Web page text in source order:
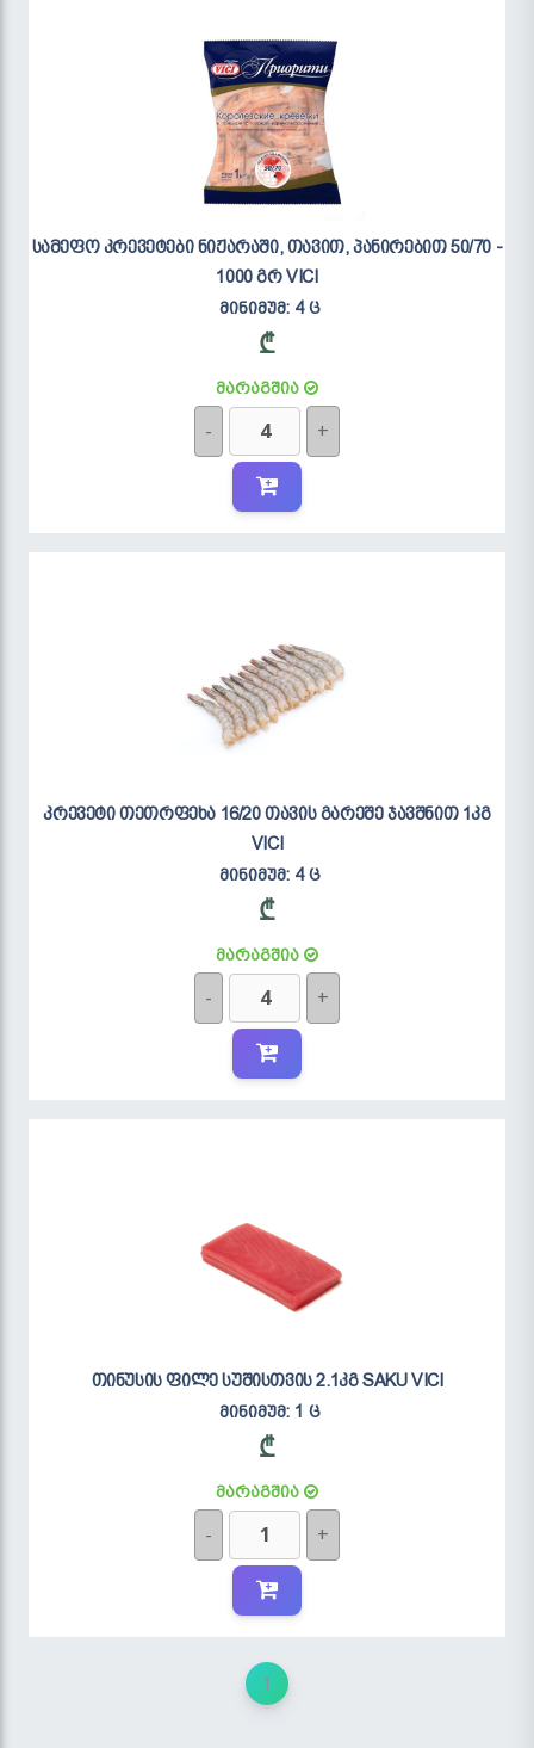
სამეფო კრევეტები ნიჟარაში, თავით, პანირებით 50/70 -
1000 გრ VICI
მინიმუმ: 4 ც
₾
მარაგშია
- +
კრევეტი თეთრფეხა 16/20 თავის გარეშე ჯავშნით 1კგ
VICI
მინიმუმ: 4 ც
₾
მარაგშია
- +
თინუსის ფილე სუშისთვის 2.1კგ SAKU VICI
მინიმუმ: 1 ც
₾
მარაგშია
- +
1